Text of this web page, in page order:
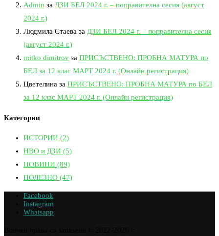
Admin за ДЗИ БЕЛ 2024 г. – поправителна сесия (август
2024 г.)
Людмила Стаева за ДЗИ БЕЛ 2024 г. – поправителна сесия
(август 2024 г.)
mitko dimitrov за ПРИСЪСТВЕНО: ПРОБНА МАТУРА по
БЕЛ за 12 клас МАРТ 2024 г. (Онлайн регистрация)
Цветелина за ПРИСЪСТВЕНО: ПРОБНА МАТУРА по БЕЛ
за 12 клас МАРТ 2024 г. (Онлайн регистрация)
Категории
ИСТОРИИ (2)
НВО и ДЗИ (5)
НОВИНИ (89)
ПОЛЕЗНО (47)
Facebook
Instagram
Whatsapp